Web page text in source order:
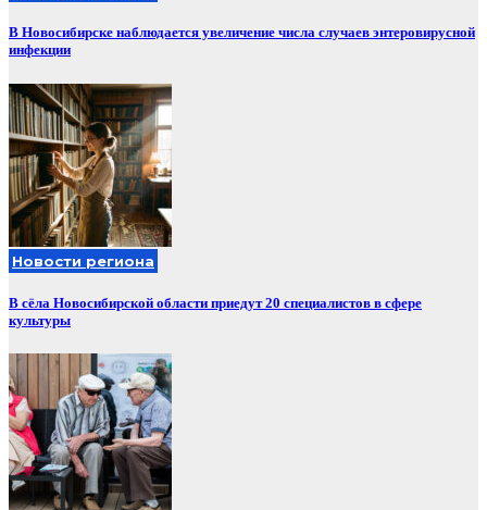
В Новосибирске наблюдается увеличение числа случаев энтеровирусной
инфекции
Новости региона
В сёла Новосибирской области приедут 20 специалистов в сфере
культуры